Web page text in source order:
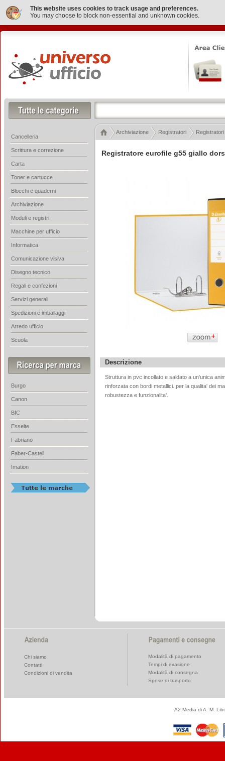
This website uses cookies to track usage and preferences.
You may choose to block non-essential and unknown cookies.
Registratore eurofile g55 giallo
Descrizione
Struttura in pvc incollato e saldato a un'unica
rinforzata con bordi metallici. per la qualita' dei
robustezza e funzionalita'.
Archiviazione Registratori
Cancelleria
Scrittura e correzione
Carta
Toner e cartucce
Blocchi e quaderni
Archiviazione
Moduli e registri
Macchine per ufficio
Informatica
Comunicazione visiva
Disegno tecnico
Regali e confezioni
Servizi generali
Spedizioni e imballaggi
Arredo ufficio
Scuola
Burgo
Canon
BIC
Esselte
Fabriano
Faber-Castell
Imation
Chi siamo
Contatti
Condizioni di vendita
Modalità di pagamento
Tempi di evasione
Modalità di consegna
Spese di trasporto
A2 Media di A. M.